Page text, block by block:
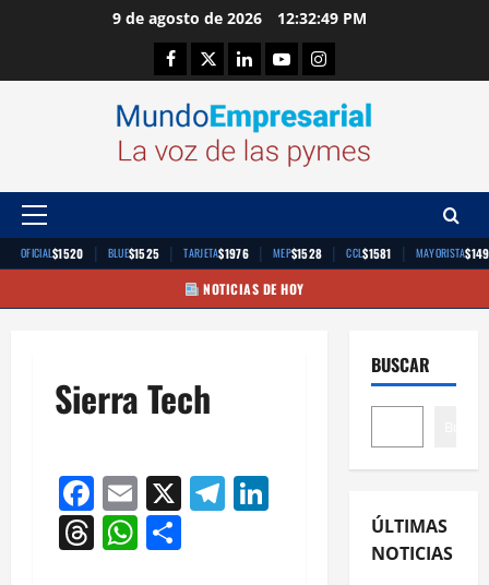
9 de agosto de 2026 12:32:50 PM
Facebook
TwitterLinkedinYoutubeInstagram
Menú
principal
OFICIAL$1520 | BLUE$1525 | TARJETA$1976 | MEP$1528 | CCL$1581 | MAYORISTA
NOTICIAS DE HOY
Sierra Tech
Facebook
Email
X Telegram
Threads
WhatsApp
BUSCAR
ÚLTIMAS
NOTICIAS